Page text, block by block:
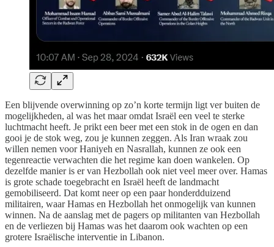
Een blijvende overwinning op zo’n korte termijn ligt ver buiten de
mogelijkheden, al was het maar omdat Israël een veel te sterke
luchtmacht heeft. Je prikt een beer met een stok in de ogen en dan
gooi je de stok weg, zou je kunnen zeggen. Als Iran wraak zou
willen nemen voor Haniyeh en Nasrallah, kunnen ze ook een
tegenreactie verwachten die het regime kan doen wankelen. Op
dezelfde manier is er van Hezbollah ook niet veel meer over. Hamas
is grote schade toegebracht en Israël heeft de landmacht
gemobiliseerd. Dat komt neer op een paar honderdduizend
militairen, waar Hamas en Hezbollah het onmogelijk van kunnen
winnen. Na de aanslag met de pagers op militanten van Hezbollah
en de verliezen bij Hamas was het daarom ook wachten op een
grotere Israëlische interventie in Libanon.